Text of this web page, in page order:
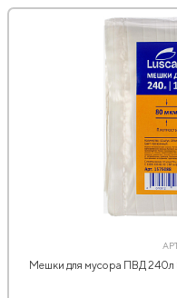
Мешки для мусора ПВД